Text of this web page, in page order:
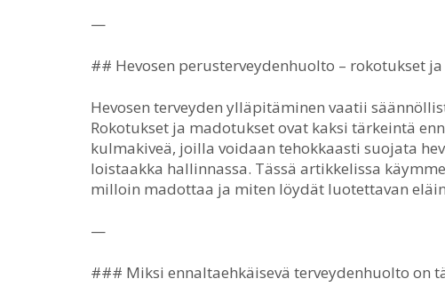
—
## Hevosen perusterveydenhuolto – rokotukset
Hevosen terveyden ylläpitäminen vaatii
Rokotukset ja madotukset ovat kaksi tärkeintä
kulmakiveä, joilla voidaan tehokkaasti suojata
loistaakka hallinnassa. Tässä artikkelissa
milloin madottaa ja miten löydät luotettavan
—
### Miksi ennaltaehkäisevä terveydenhuolto on